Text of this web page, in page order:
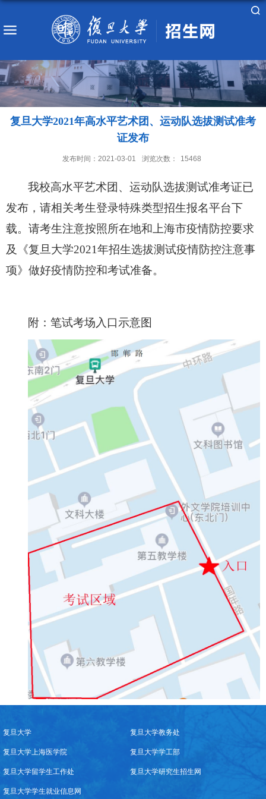
复旦大学2021年高水平艺术团、运动队选拔测试准考
证发布
发布时间：2021-03-01 浏览次数： 15468
我校高水平艺术团、运动队选拔测试准考证已
发布，请相关考生登录特殊类型招生报名平台下
载。请考生注意按照所在地和上海市疫情防控要求
及
《复旦大学2021年招生选拔测试疫情防控注意事
项》 做好疫情防控和考试准备。
附：笔试考场入口示意图
复旦大学 复旦大学教务处
复旦大学上海医学院 复旦大学学工部
复旦大学留学生工作处 复旦大学研究生招生网
复旦大学学生就业信息网